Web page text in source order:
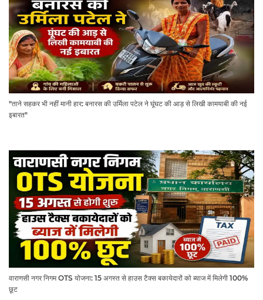
"ताने सहकर भी नहीं मानी हार: बनारस की उर्मिला पटेल ने घूंघट की आड़ से लिखी कामयाबी की नई
इबारत"
वाराणसी नगर निगम OTS योजना: 15 अगस्त से हाउस टैक्स बकायेदारों को ब्याज में मिलेगी 100%
छूट